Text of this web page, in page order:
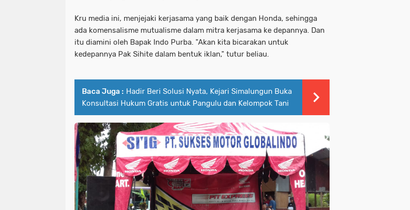
Kru media ini, menjejaki kerjasama yang baik dengan Honda, sehingga
ada komensalisme mutualisme dalam mitra kerjasama ke depannya. Dan
itu diamini oleh Bapak Indo Purba. "Akan kita bicarakan untuk
kedepannya Pak Sihite dalam bentuk iklan," tutur beliau.
Baca Juga : Hadir Beri Solusi Nyata, Kejari Simalungun Buka
Konsultasi Hukum Gratis untuk Pangulu dan Kelompok Tani